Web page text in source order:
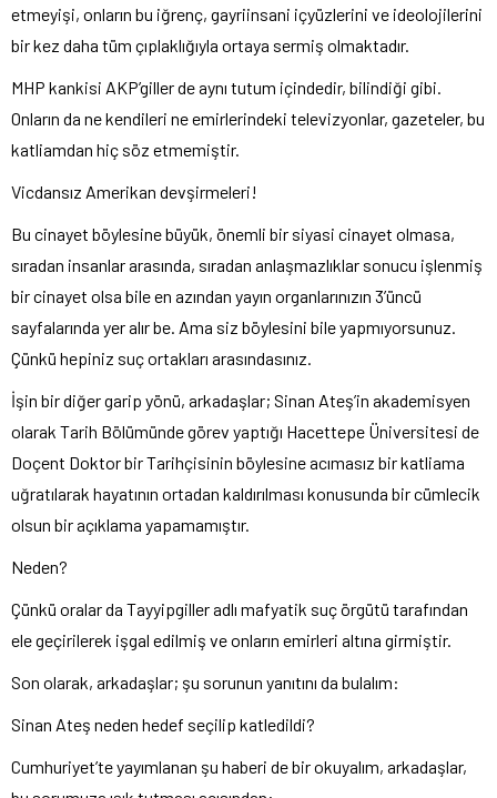
etmeyişi, onların bu iğrenç, gayriinsani içyüzlerini ve ideolojilerini
bir kez daha tüm çıplaklığıyla ortaya sermiş olmaktadır.
MHP kankisi AKP’giller de aynı tutum içindedir, bilindiği gibi.
Onların da ne kendileri ne emirlerindeki televizyonlar, gazeteler, bu
katliamdan hiç söz etmemiştir.
Vicdansız Amerikan devşirmeleri!
Bu cinayet böylesine büyük, önemli bir siyasi cinayet olmasa,
sıradan insanlar arasında, sıradan anlaşmazlıklar sonucu işlenmiş
bir cinayet olsa bile en azından yayın organlarınızın 3’üncü
sayfalarında yer alır be. Ama siz böylesini bile yapmıyorsunuz.
Çünkü hepiniz suç ortakları arasındasınız.
İşin bir diğer garip yönü, arkadaşlar; Sinan Ateş’in akademisyen
olarak Tarih Bölümünde görev yaptığı Hacettepe Üniversitesi de
Doçent Doktor bir Tarihçisinin böylesine acımasız bir katliama
uğratılarak hayatının ortadan kaldırılması konusunda bir cümlecik
olsun bir açıklama yapamamıştır.
Neden?
Çünkü oralar da Tayyipgiller adlı mafyatik suç örgütü tarafından
ele geçirilerek işgal edilmiş ve onların emirleri altına girmiştir.
Son olarak, arkadaşlar; şu sorunun yanıtını da bulalım:
Sinan Ateş neden hedef seçilip katledildi?
Cumhuriyet’te yayımlanan şu haberi de bir okuyalım, arkadaşlar,